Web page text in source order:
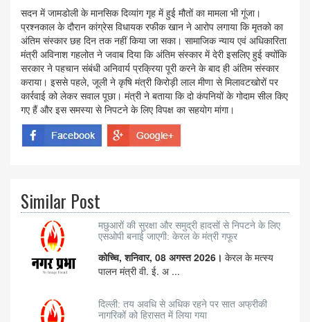
सदन में जामडोली के मानसिक दिव्यांग गृह में हुई मौतों का मामला भी गूंजा।
प्रश्नकाल के दौरान कांग्रेस विधायक रफीक खान ने आरोप लगाया कि मृतको का
अंतिम संस्कार छह दिन तक नहीं किया जा सका। सामाजिक न्याय एवं अधिकारिता
मंत्री अविनाश गहलोत ने जवाब दिया कि अंतिम संस्कार में देरी इसलिए हुई क्योंकि
सरकार ने पहचान संबंधी अनिवार्य प्रक्रिया पूरी करने के बाद ही अंतिम संस्कार
कराया। इससे पहले, जूली ने कृषि मंत्री किरोड़ी लाल मीणा से मिलावटखोरों पर
कार्रवाई को लेकर सवाल पूछा। मंत्री ने बताया कि दो कंपनियों के गोदाम सील किए
गए हैं और इस समस्या से निपटने के लिए विपक्ष का सहयोग मांगा।
Similar Post
मछुआरों की सुरक्षा और समुद्री हादसों से निपटने के लिए
एसओपी बनाई जाएगी: केरल के मंत्री गफूर
कोच्चि, शनिवार, 08 अगस्त 2026। केरल के मत्स्य
पालन मंत्री वी. ई. अ ...
दिल्ली: तय अवधि से अधिक रहने पर सात अफ्रीकी
नागरिकों को हिरासत में लिया गया